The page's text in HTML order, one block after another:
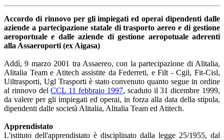
Accordo di rinnovo per gli impiegati ed operai dipendenti dalle
aziende a partecipazione statale di trasporto aereo e di gestione
aeroportuale e dalle aziende di gestione aeropotuale aderenti
alla Assaeroporti (ex Aigasa)
Addì, 9 marzo 2001 tra Assaereo, con la partecipazione di Alitalia,
Alitalia Team e Atitech assistite da Federreti, e Filt - Cgil, Fit-Cisl,
Uiltrasporti, Ugl Trasporti è stato convenuto quanto segue in ordine
al rinnovo delCCL 11 febbraio 1997, scaduto il 31 dicembre 1999,
da valere per gli impiegati ed operai, in forza alla data della stipula,
dipendenti dalle società Alitalia, Alitalia Team ed Atitech.
Apprendistato
L'istituto dell'apprendistato è disciplinato dalla legge 25/1955, dal